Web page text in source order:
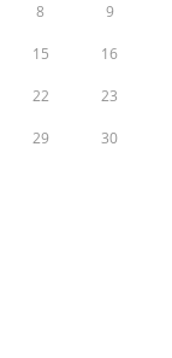
8 9
15 16
22 23
29 30